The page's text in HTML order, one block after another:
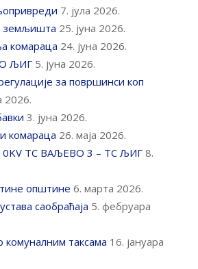
7. јула 2026.
земљишта 25. јуна 2026.
комараца 24. јуна 2026.
ЉИГ 5. јуна 2026.
за површинси коп
2026.
3. јуна 2026.
комараца 26. маја 2026.
ТС ВАЉЕВО 3 – ТС ЉИГ 8.
општине 6. марта 2026.
саобраћаја 5. фебруара
комуналним таксама 16. јануара